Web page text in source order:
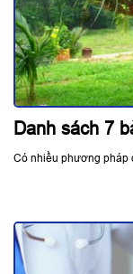
Danh sách 7
Có nhiều phương pháp